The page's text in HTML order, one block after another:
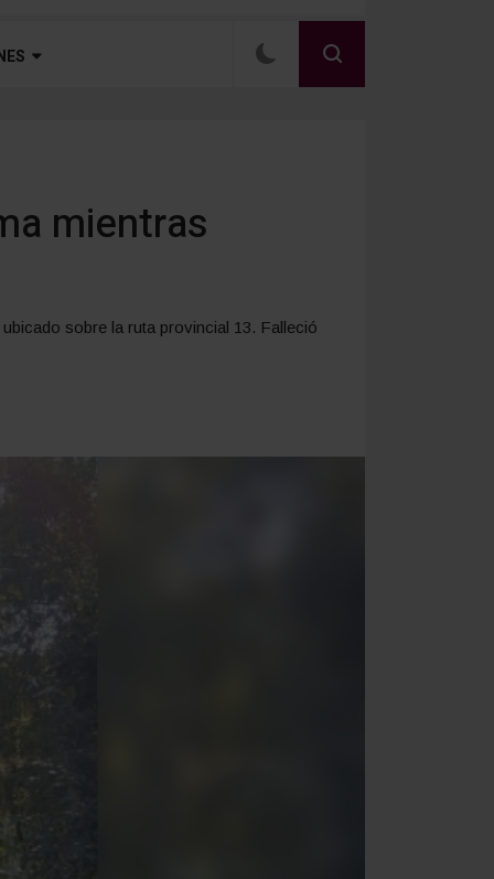
mientras
sobre la ruta provincial 13. Falleció